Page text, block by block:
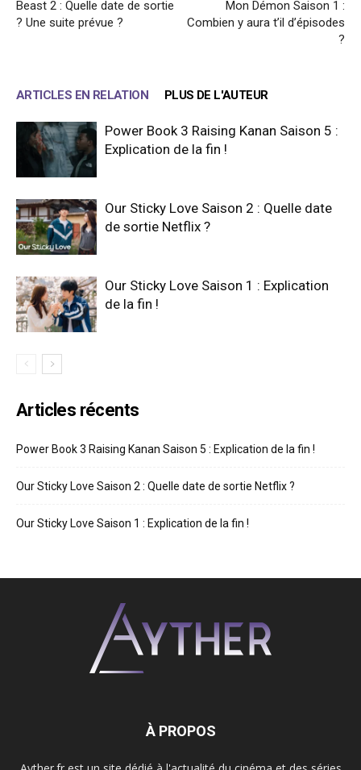
Beast 2 : Quelle date de sortie
? Une suite prévue ?
Mon Démon Saison 1 :
Combien y aura t’il d’épisodes
?
ARTICLES EN RELATION PLUS DE L'AUTEUR
Power Book 3 Raising Kanan Saison 5 :
Explication de la fin !
Our Sticky Love Saison 2 : Quelle date
de sortie Netflix ?
Our Sticky Love Saison 1 : Explication
de la fin !
Articles récents
Power Book 3 Raising Kanan Saison 5 : Explication de la fin !
Our Sticky Love Saison 2 : Quelle date de sortie Netflix ?
Our Sticky Love Saison 1 : Explication de la fin !
À PROPOS